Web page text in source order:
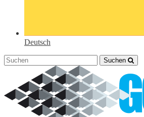
Deutsch
Suchen